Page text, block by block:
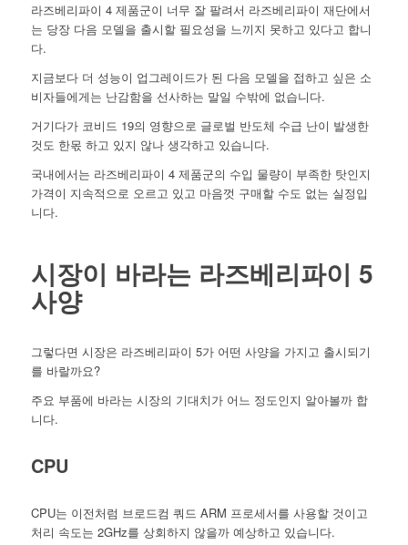
라즈베리파이 4 제품군이 너무 잘 팔려서 라즈베리파이 재단에서
는 당장 다음 모델을 출시할 필요성을 느끼지 못하고 있다고 합니
다.
지금보다 더 성능이 업그레이드가 된 다음 모델을 접하고 싶은 소
비자들에게는 난감함을 선사하는 말일 수밖에 없습니다.
거기다가 코비드 19의 영향으로 글로벌 반도체 수급 난이 발생한
것도 한몫 하고 있지 않나 생각하고 있습니다.
국내에서는 라즈베리파이 4 제품군의 수입 물량이 부족한 탓인지
가격이 지속적으로 오르고 있고 마음껏 구매할 수도 없는 실정입
니다.
시장이 바라는 라즈베리파이 5
사양
그렇다면 시장은 라즈베리파이 5가 어떤 사양을 가지고 출시되기
를 바랄까요?
주요 부품에 바라는 시장의 기대치가 어느 정도인지 알아볼까 합
니다.
CPU
CPU는 이전처럼 브로드컴 쿼드 ARM 프로세서를 사용할 것이고
처리 속도는 2GHz를 상회하지 않을까 예상하고 있습니다.